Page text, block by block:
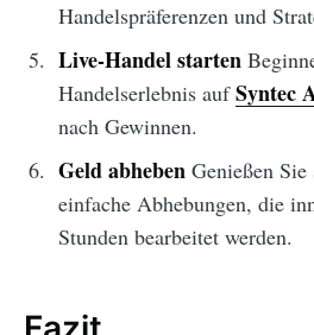
Handelspräferenzen und
Live-Handel starten
Handelserlebnis aufSyntec
nach Gewinnen.
Geld abhebenGenießen Sie
einfache Abhebungen, die
Stunden bearbeitet werden.